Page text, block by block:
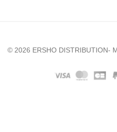
© 2026 ERSHO DISTRIBUTION-